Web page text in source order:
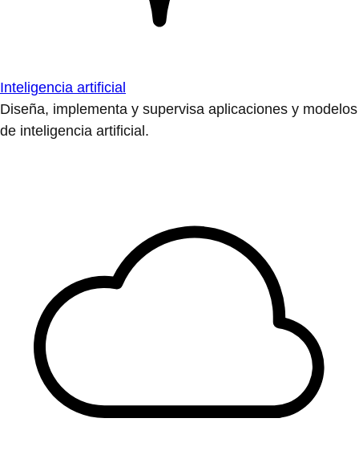
Inteligencia artificial
Diseña, implementa y supervisa aplicaciones y modelos
de inteligencia artificial.